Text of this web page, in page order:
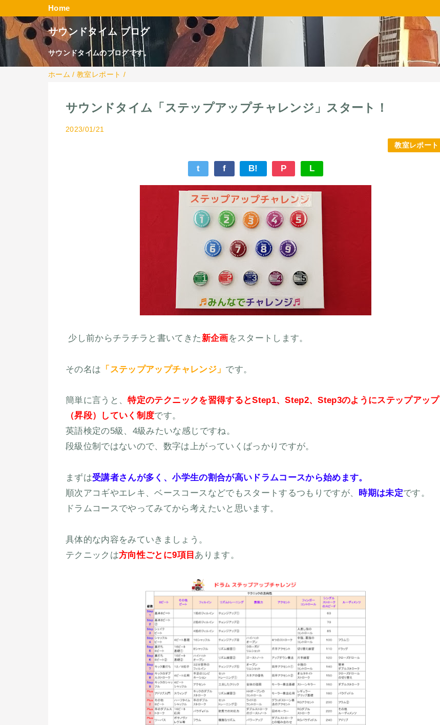
Home
サウンドタイム ブログ
サウンドタイムのブログです。
ホーム /教室レポート /
サウンドタイム「ステップアップチャレンジ」スタート！
2023/01/21
教室レポート
t f B! P L
少し前からチラチラと書いてきた新企画 をスタートします。
その名は 「ステップアップチャレンジ」 です。
簡単に言うと、特定のテクニックを習得するとStep1、Step2、Step3のようにステップアップ
（昇段）していく制度です。
英語検定の5級、4級みたいな感じですね。
段級位制ではないので、数字は上がっていくばっかりですが。
まずは受講者さんが多く、小学生の割合が高いドラムコースから始めます。
順次アコギやエレキ、ベースコースなどでもスタートするつもりですが、 時期は未定です。
ドラムコースでやってみてから考えたいと思います。
具体的な内容をみていきましょう。
テクニックは方向性ごとに9項目 あります。